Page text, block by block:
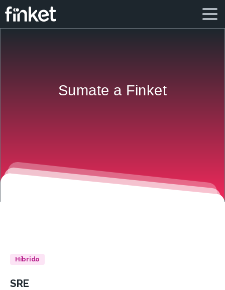
Sumate a Finket
Híbrido
SRE